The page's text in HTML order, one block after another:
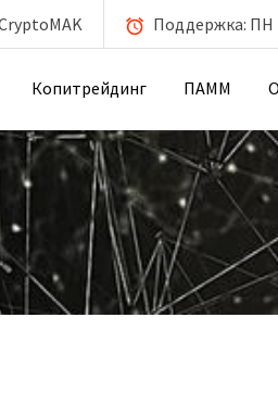
Поддержка: ПН
Копитрейдинг ПАММ